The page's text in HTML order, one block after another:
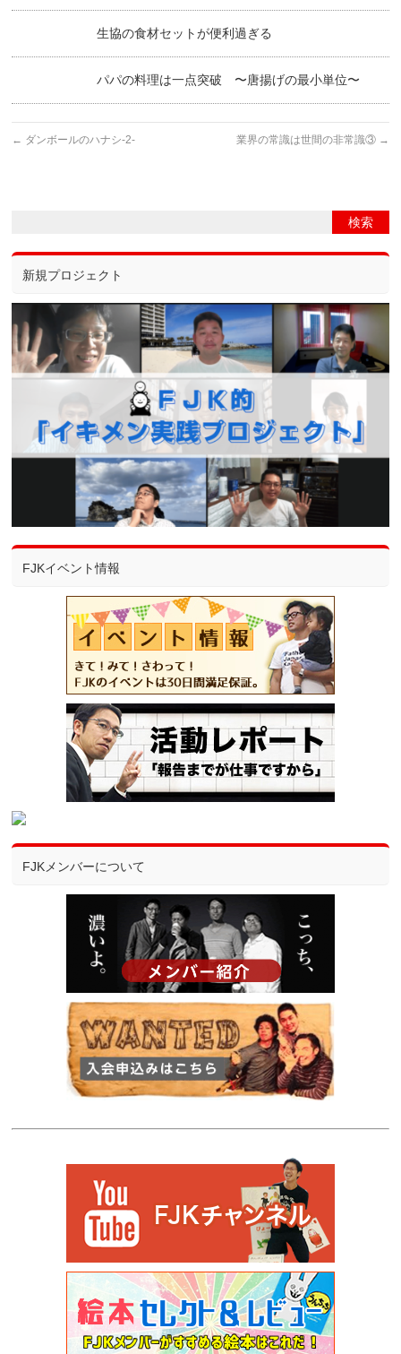
生協の食材セットが便利過ぎる
パパの料理は一点突破 〜唐揚げの最小単位〜
← ダンボールのハナシ-2- 業界の常識は世間の非常識③ →
新規プロジェクト
FJKイベント情報
FJKメンバーについて